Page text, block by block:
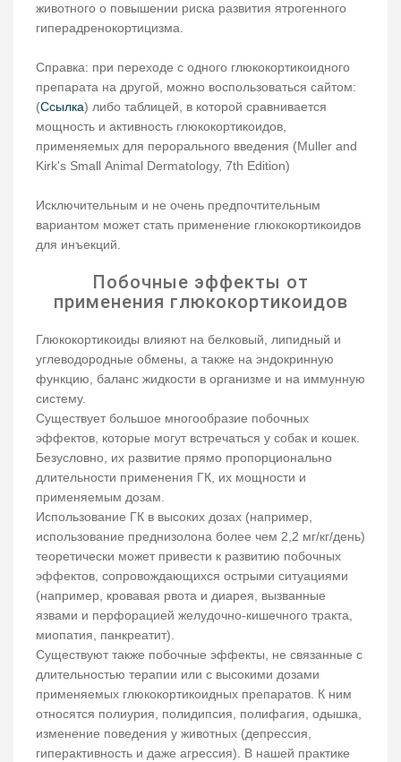
животного о повышении риска развития ятрогенного
гиперадренокортицизма.
Справка: при переходе с одного глюкокортикоидного
препарата на другой, можно воспользоваться сайтом:
(Ссылка) либо таблицей, в которой сравнивается
мощность и активность глюкокортикоидов,
применяемых для перорального введения (Muller and
Kirk's Small Animal Dermatology, 7th Edition)
Исключительным и не очень предпочтительным
вариантом может стать применение глюкокортикоидов
для инъекций.
Побочные эффекты от
применения глюкокортикоидов
Глюкокортикоиды влияют на белковый, липидный и
углеводородные обмены, а также на эндокринную
функцию, баланс жидкости в организме и на иммунную
систему.
Существует большое многообразие побочных
эффектов, которые могут встречаться у собак и кошек.
Безусловно, их развитие прямо пропорционально
длительности применения ГК, их мощности и
применяемым дозам.
Использование ГК в высоких дозах (например,
использование преднизолона более чем 2,2 мг/кг/день)
теоретически может привести к развитию побочных
эффектов, сопровождающихся острыми ситуациями
(например, кровавая рвота и диарея, вызванные
язвами и перфорацией желудочно-кишечного тракта,
миопатия, панкреатит).
Существуют также побочные эффекты, не связанные с
длительностью терапии или с высокими дозами
применяемых глюкокортикоидных препаратов. К ним
относятся полиурия, полидипсия, полифагия, одышка,
изменение поведения у животных (депрессия,
гиперактивность и даже агрессия). В нашей практике